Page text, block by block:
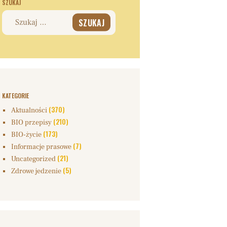
SZUKAJ
Szukaj:
KATEGORIE
Aktualności (370)
BIO przepisy (210)
BIO-życie (173)
Informacje prasowe (7)
Uncategorized (21)
Zdrowe jedzenie (5)